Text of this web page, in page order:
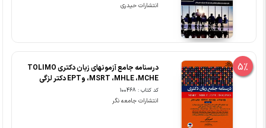
انتشارات حیدری
5%
درسنامه جامع آزمونهای زبان دکتری TOLIMO
،MSRT ،MHLE ،MCHE وEPT دکتر لزگی
کد کتاب : 100468
انتشارات جامعه نگر